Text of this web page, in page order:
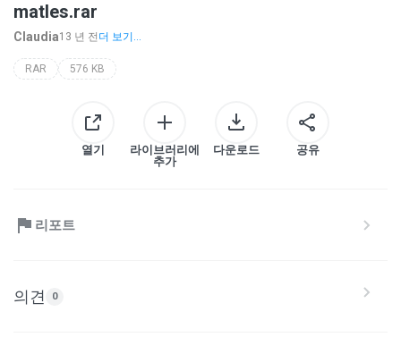
matles.rar
Claudia13 년 전 더 보기...
RAR 576 KB
열기
라이브러리에
추가
다운로드 공유
리포트
의견 0